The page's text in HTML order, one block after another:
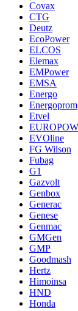
Covax
CTG
Deutz
EcoPower
ELCOS
Elemax
EMPower
EMSA
Energo
Energoprom
Etvel
EVOline
FG Wilson
Fubag
G1
Gazvolt
Genbox
Generac
Genese
Genmac
GMGen
GMP
Goodmash
Hertz
Himoinsa
HND
Honda